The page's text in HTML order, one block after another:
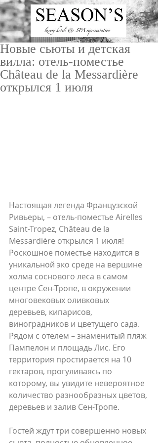
Новые сьюты и детская
вилла: отель-поместье
Château de la Messardière
открылся 1 июля
Настоящая легенда Французской
Ривьеры, – отель-поместье Airelles
Saint-Tropez, Château de la
Messardière открылся 1 июля!
Роскошное поместье находится в
уникальной эко среде на вершине
холма соснового леса в самом
центре Сен-Тропе, в окружении
многовековых оливковых
деревьев, кипарисов,
виноградников и цветущего сада.
Рядом с отелем – знаменитый пляж
Пампелон и площадь Лис. Его
территория простирается на 10
гектаров, прогуливаясь по
которому, вы увидите невероятное
количество разнообразных цветов,
деревьев и залив Сен-Тропе.
Гостей ждут три совершенно новых